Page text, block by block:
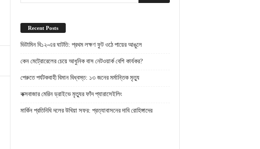
Recent Posts
ভিটামিন বি১২-এর ঘাটতি: প্রথম লক্ষণ ফুট ওঠে পায়ের আঙুলে
কেন মেট্রোরেলের চেয়ে আধুনিক বাস নেটওয়ার্ক বেশি কার্যকর?
পেরুতে পর্যটকবাহী বিমান বিধ্বস্ত: ১৩ জনের মর্মান্তিক মৃত্যু
কক্সবাজার মেরিন ড্রাইভে মৃত্যুর ফাঁদ প্যারাসেইলিং
মার্কিন প্রতিনিধি দলের উখিয়া সফর: প্রত্যাবাসনের দাবি রোহিঙ্গাদের